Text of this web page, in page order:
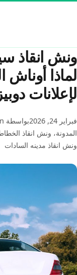
لماذا أوناش
لإعلانات
فبراير 24, 2026
بواسطة admin
المدونة، ونش انقاذ
ونش انقاذ مدينه السادات